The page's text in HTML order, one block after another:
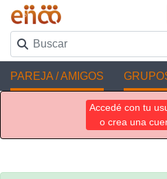
PAREJA / AMIGOS
Accedé con tu
o crea una